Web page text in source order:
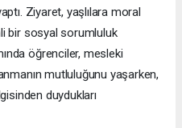
Ziyaret, yaşlılara moral
bir sosyal sorumluluk
öğrenciler, mesleki
mutluluğunu yaşarken,
duydukları